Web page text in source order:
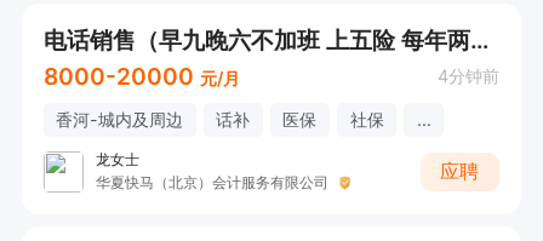
电话销售（早九晚六不加班 上五险 每年两次旅游）
8000-20000 元/月 4分钟前
香河-城内及周边 话补 医保 社保 ...
龙女士
华夏快马（北京）会计服务有限公司
应聘